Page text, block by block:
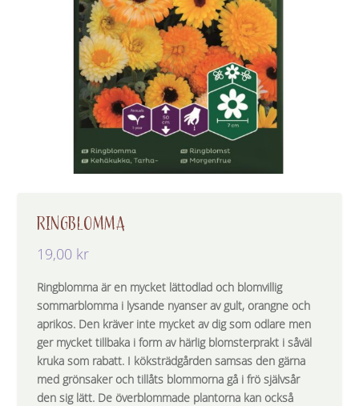
RINGBLOMMA
19,00 kr
Ringblomma är en mycket lättodlad och blomvillig
sommarblomma i lysande nyanser av gult, orangne och
aprikos. Den kräver inte mycket av dig som odlare men
ger mycket tillbaka i form av härlig blomsterprakt i såväl
kruka som rabatt. I köksträdgården samsas den gärna
med grönsaker och tillåts blommorna gå i frö självsår
den sig lätt. De överblommade plantorna kan också